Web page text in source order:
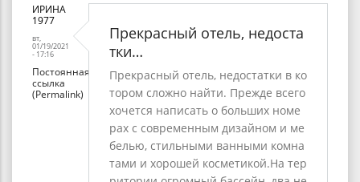
ИРИНА
1977
вт,
01/19/2021
- 17:16
Постоянная
ссылка
(Permalink)
Прекрасный отель, недоста
тки…
Прекрасный отель, недостатки в ко
тором сложно найти. Прежде всего
хочется написать о больших номе
рах с современным дизайном и ме
белью, стильными ванными комна
тами и хорошей косметикой.На тер